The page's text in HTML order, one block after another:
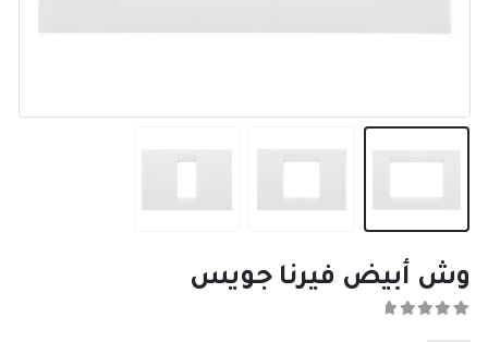
وش أبيض فيرنا جويس